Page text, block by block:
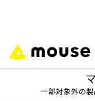
一部対象外の製